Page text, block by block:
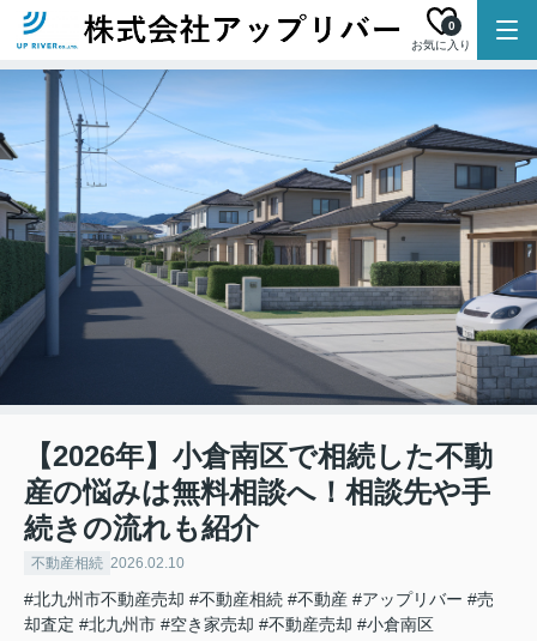
お気に入り
0
【2026年】小倉南区で相続した不動
産の悩みは無料相談へ！相談先や手
続きの流れも紹介
不動産相続 2026.02.10
#北九州市不動産売却 #不動産相続 #不動産 #アップリバー #売
却査定 #北九州市 #空き家売却 #不動産売却 #小倉南区